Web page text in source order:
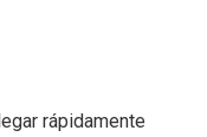
rápidamente